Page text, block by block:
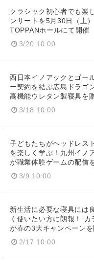
クラシック初心者でも楽
ンサートを5月30日（土）
TOPPANホールにて開催
3/20 10:00
西日本イノアックとゴー
ー契約を結ぶ広島ドラゴ
高機能ウレタン製寝具を
3/18 10:00
子どもたちがヘッドレス
を楽しく学ぶ！九州イノ
が職業体験ゲームの配信
3/9 10:00
新生活に必要な寝具には
く使いたい方に朗報！ カ
が春の3大キャンペーン
2/17 10:00
Japanese
English